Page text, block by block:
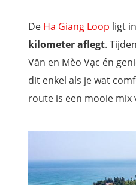
Een bezoek aan Sun
Bijzondere overnachting
Met de rodelbaan naar
Canyoning in Dalat
Proef de Vietnamese
Een mooie cruisetocht
Bezoek een
De Ha Giang Loop ligt
kilometer aflegt.
Văn en Mèo Vạc én
dit enkel als je wat
route is een mooie